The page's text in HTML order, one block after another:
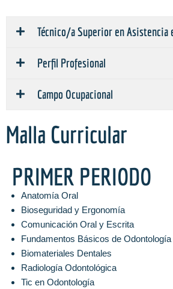
Técnico/a Superior en Asistencia
Perfil Profesional
Campo Ocupacional
Malla Curricular
PRIMER PERIODO
Anatomía Oral
Bioseguridad y Ergonomía
Comunicación Oral y Escrita
Fundamentos Básicos de Odontología
Biomateriales Dentales
Radiología Odontológica
Tic en Odontología